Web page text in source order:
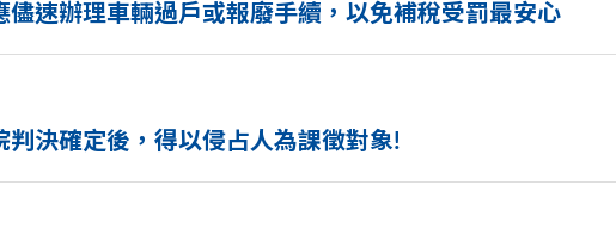
儘速辦理車輛過戶或報廢手續，以免補稅受罰最安心
判決確定後，得以侵占人為課徵對象!